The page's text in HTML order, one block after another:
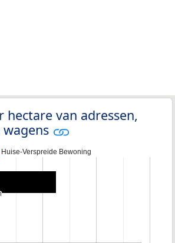
hectare van adressen,
Huise-Verspreide Bewoning